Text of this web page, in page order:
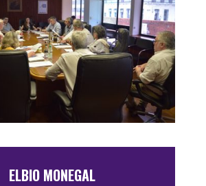
ELBIO MONEGAL